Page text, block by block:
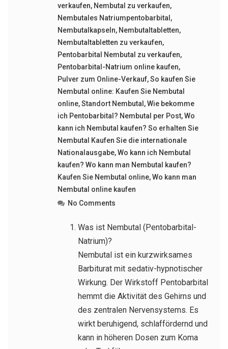
verkaufen, Nembutal zu verkaufen,
Nembutales Natriumpentobarbital ,
Nembutalkapseln, Nembutaltabletten,
Nembutaltabletten zu verkaufen,
Pentobarbital Nembutal zu verkaufen,
Pentobarbital-Natrium online kaufen,
Pulver zum Online-Verkauf,So kaufen Sie
Nembutal online: Kaufen Sie Nembutal
online,Standort Nembutal ,Wie bekomme
ich Pentobarbital? Nembutal per Post,Wo
kann ich Nembutal kaufen? So erhalten Sie
Nembutal Kaufen Sie die internationale
Nationalausgabe,Wo kann ich Nembutal
kaufen? Wo kann man Nembutal kaufen?
Kaufen Sie Nembutal online,Wo kann man
Nembutal online kaufen
No Comments
Was ist Nembutal (Pentobarbital-
Natrium)?
Nembutal ist ein kurzwirksames
Barbiturat mit sedativ-hypnotischer
Wirkung. Der Wirkstoff Pentobarbital
hemmt die Aktivität des Gehirns und
des zentralen Nervensystems. Es
wirkt beruhigend, schlaffördernd und
kann in höheren Dosen zum Koma